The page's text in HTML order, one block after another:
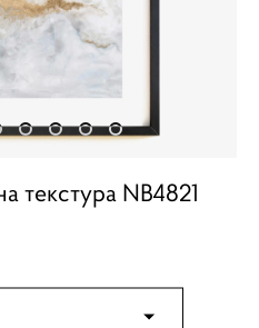
текстура NB4821